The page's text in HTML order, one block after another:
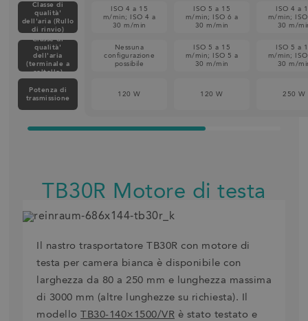
Classe di
qualità'
dell'aria (Rullo
di rinvio)
Classe di
qualità'
dell'aria
(terminale a
coltello)
Potenza di
trasmissione
ISO 4 a 15
m/min; ISO 4 a
30 m/min
Nessuna
configurazione
possibile
120 W
ISO 5 a 15
m/min; ISO 6 a
30 m/min
ISO 5 a 15
m/min; ISO 5 a
30 m/min
120 W
ISO 4 a
m/min;
30 m/
ISO 5 a
m/min;
30 m/
250 W
TB30R Motore di testa
Il nastro trasportatore TB30R con motore di
testa per camera bianca è disponibile con
larghezza da 80 a 250 mm e lunghezza massima
di 3000 mm (altre lunghezze su richiesta). Il
modello
TB30-140×1500/VR è stato testato e